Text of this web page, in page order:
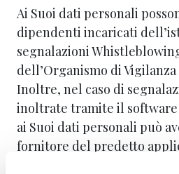
Ai Suoi dati personali
dipendenti incaricati
segnalazioni
dell’Organismo di Vigilanza
Inoltre, nel caso di
inoltrate tramite il
ai Suoi dati personali può
fornitore del predetto
all’uopo responsabile del